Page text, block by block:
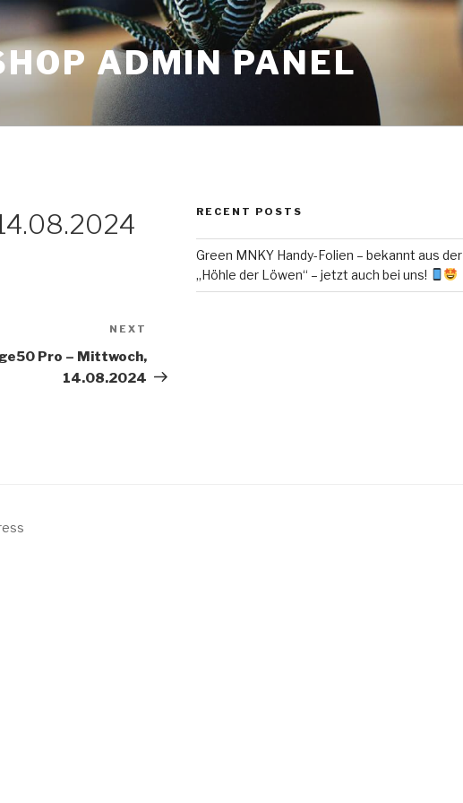
ADMIN PANEL
NEXT
Pro – Mittwoch,
14.08.2024
RECENT POSTS
Green MNKY Handy-Folien – bekannt aus der
„Höhle der Löwen“ – jetzt auch bei uns!